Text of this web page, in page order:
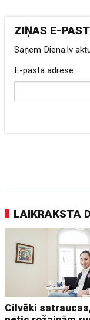
ZIŅAS E-
Saņem Diena.lv
E-pasta adrese
LAIKRAKSTA
Cilvēki